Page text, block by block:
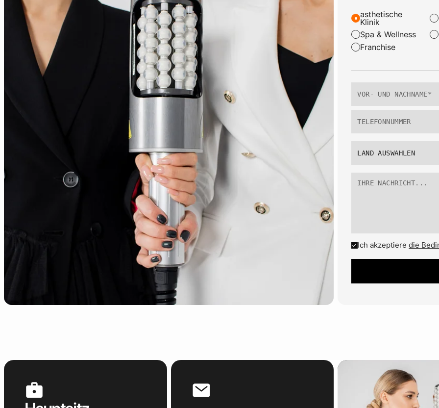
asthetische
Klinik
Spa & Wellness
Franchise
Ich akzeptieredie